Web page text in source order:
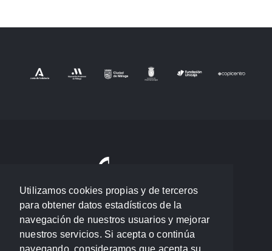
Utilizamos cookies propias y de terceros
para obtener datos estadísticos de la
navegación de nuestros usuarios y mejorar
nuestros servicios. Si acepta o continúa